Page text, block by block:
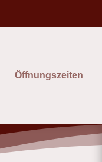
Öffnungszeiten